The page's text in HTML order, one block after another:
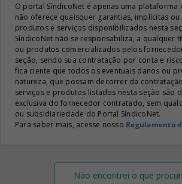
O portal SíndicoNet é apenas uma plataforma
não oferece quaisquer garantias, implícitas
produtos e serviços disponibilizados nesta
SíndicoNet não se responsabiliza, a qualquer
ou produtos comercializados pelos
seção, sendo sua contratação por conta e
fica ciente que todos os eventuais danos ou
natureza, que possam decorrer da
serviços e produtos listados nesta seção são
exclusiva do fornecedor contratado, sem
ou subsidiariedade do Portal SíndicoNet.
Para saber mais, acesse nosso Regulamento
Não encontrei o que